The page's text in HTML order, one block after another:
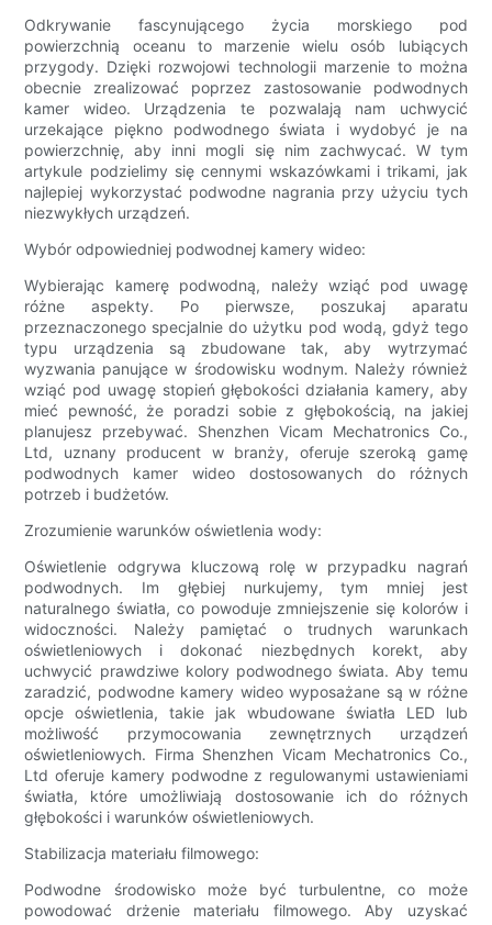
Odkrywanie fascynującego życia morskiego pod
powierzchnią oceanu to marzenie wielu osób lubiących
przygody. Dzięki rozwojowi technologii marzenie to można
obecnie zrealizować poprzez zastosowanie podwodnych
kamer wideo. Urządzenia te pozwalają nam uchwycić
urzekające piękno podwodnego świata i wydobyć je na
powierzchnię, aby inni mogli się nim zachwycać. W tym
artykule podzielimy się cennymi wskazówkami i trikami, jak
najlepiej wykorzystać podwodne nagrania przy użyciu tych
niezwykłych urządzeń.
Wybór odpowiedniej podwodnej kamery wideo:
Wybierając kamerę podwodną, należy wziąć pod uwagę
różne aspekty. Po pierwsze, poszukaj aparatu
przeznaczonego specjalnie do użytku pod wodą, gdyż tego
typu urządzenia są zbudowane tak, aby wytrzymać
wyzwania panujące w środowisku wodnym. Należy również
wziąć pod uwagę stopień głębokości działania kamery, aby
mieć pewność, że poradzi sobie z głębokością, na jakiej
planujesz przebywać. Shenzhen Vicam Mechatronics Co.,
Ltd, uznany producent w branży, oferuje szeroką gamę
podwodnych kamer wideo dostosowanych do różnych
potrzeb i budżetów.
Zrozumienie warunków oświetlenia wody:
Oświetlenie odgrywa kluczową rolę w przypadku nagrań
podwodnych. Im głębiej nurkujemy, tym mniej jest
naturalnego światła, co powoduje zmniejszenie się kolorów i
widoczności. Należy pamiętać o trudnych warunkach
oświetleniowych i dokonać niezbędnych korekt, aby
uchwycić prawdziwe kolory podwodnego świata. Aby temu
zaradzić, podwodne kamery wideo wyposażane są w różne
opcje oświetlenia, takie jak wbudowane światła LED lub
możliwość przymocowania zewnętrznych urządzeń
oświetleniowych. Firma Shenzhen Vicam Mechatronics Co.,
Ltd oferuje kamery podwodne z regulowanymi ustawieniami
światła, które umożliwiają dostosowanie ich do różnych
głębokości i warunków oświetleniowych.
Stabilizacja materiału filmowego:
Podwodne środowisko może być turbulentne, co może
powodować drżenie materiału filmowego. Aby uzyskać